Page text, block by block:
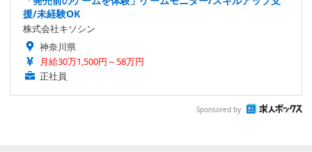
援/未経験OK
株式会社キソシン
神奈川県
月給30万1,500円～58万円
正社員
Sponsored by